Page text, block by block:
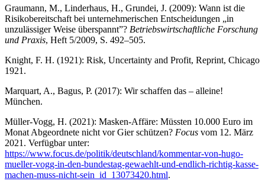
Graumann, M., Linderhaus, H., Grundei, J. (2009): Wann ist die
Risikobereitschaft bei unternehmerischen Entscheidungen „in
unzulässiger Weise überspannt”? Betriebswirtschaftliche Forschung
und Praxis, Heft 5/2009, S. 492–505.
Knight, F. H. (1921): Risk, Uncertainty and Profit, Reprint, Chicago
1921.
Marquart, A., Bagus, P. (2017): Wir schaffen das – alleine!
München.
Müller-Vogg, H. (2021): Masken-Affäre: Müssten 10.000 Euro im
Monat Abgeordnete nicht vor Gier schützen? Focus vom 12. März
2021. Verfügbar unter:
https://www.focus.de/politik/deutschland/kommentar-von-hugo-
mueller-vogg-in-den-bundestag-gewaehlt-und-endlich-richtig-kasse-
machen-muss-nicht-sein_id_13073420.html.